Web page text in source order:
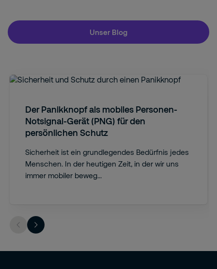
Unser Blog
Der Panikknopf als mobiles Personen-
Notsignal-Gerät (PNG) für den
persönlichen Schutz
Sicherheit ist ein grundlegendes Bedürfnis jedes
Menschen. In der heutigen Zeit, in der wir uns
immer mobiler beweg...